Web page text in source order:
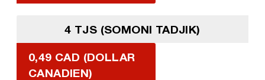
4 TJS (SOMONI TADJIK)
0,49 CAD (DOLLAR
CANADIEN)